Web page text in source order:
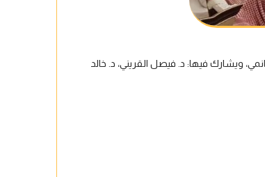
ويشارك فيها: د. فيصل القريني، د. خالد